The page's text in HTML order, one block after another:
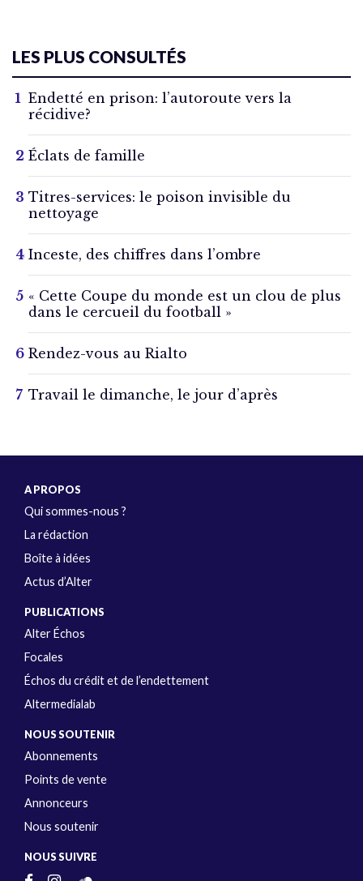
LES PLUS CONSULTÉS
Endetté en prison: l’autoroute vers la
récidive?
Éclats de famille
Titres-services: le poison invisible du
nettoyage
Inceste, des chiffres dans l’ombre
« Cette Coupe du monde est un clou de plus
dans le cercueil du football »
Rendez-vous au Rialto
Travail le dimanche, le jour d’après
A PROPOS
Qui sommes-nous ?
La rédaction
Boîte à idées
Actus d’Alter
PUBLICATIONS
Alter Échos
Focales
Échos du crédit et de l’endettement
Altermedialab
NOUS SOUTENIR
Abonnements
Points de vente
Annonceurs
Nous soutenir
NOUS SUIVRE